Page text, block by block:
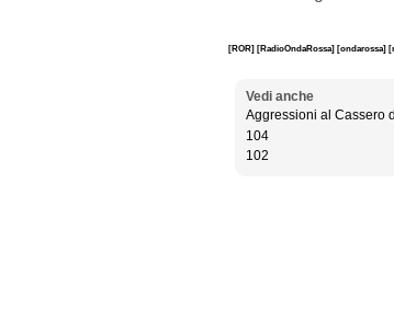
[ROR] [RadioOndaRossa] [ondarossa]
Vedi anche
Aggressioni al Cassero
104
102